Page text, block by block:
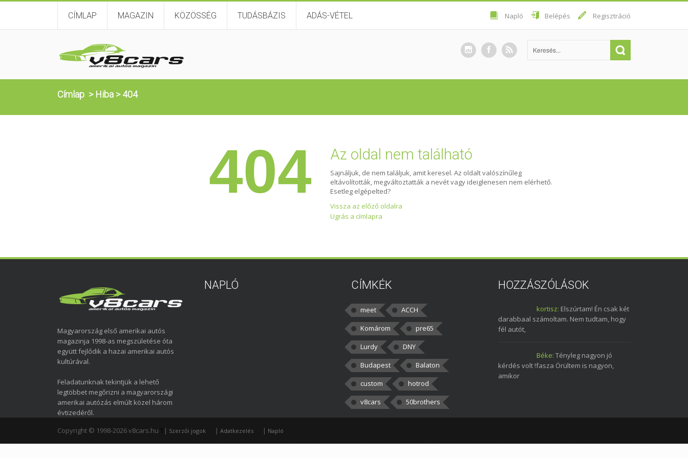
CÍMLAP MAGAZIN KÖZÖSSÉG TUDÁSBÁZIS ADÁS-VÉTEL Napló Belépés Regisztráció
Címlap > Hiba >404
404 Az oldal nem található
Sajnáljuk, de nem találjuk, amit keresel. Az oldalt valószínűleg
eltávolították, megváltoztatták a nevét vagy ideiglenesen nem elérhető.
Esetleg elgépelted?
Vissza az előző oldalra
Ugrás a címlapra
Magyarország első amerikai autós
magazinja 1998-as megszületése óta
együtt fejlődik a hazai amerikai autós
kultúrával.
Feladatunknak tekintjük a lehető
legtöbbet megőrizni a magyarországi
amerikai autózás elmúlt közel három
évtizedéről.
NAPLÓ CÍMKÉK
meet
ACCH
Komárom
pre65
Lurdy
DNY
Budapest
Balaton
custom
hotrod
v8cars
50brothers
HOZZÁSZÓLÁSOK
kortisz: Elszúrtam! Én csak két
darabbaal számoltam. Nem tudtam, hogy
fél autót,
Béke: Tényleg nagyon jó
kérdés volt !fasza Örültem is nagyon,
amikor
Copyright © 1998-2026 v8cars.hu | Szerzői jogok | Adatkezelés | Napló